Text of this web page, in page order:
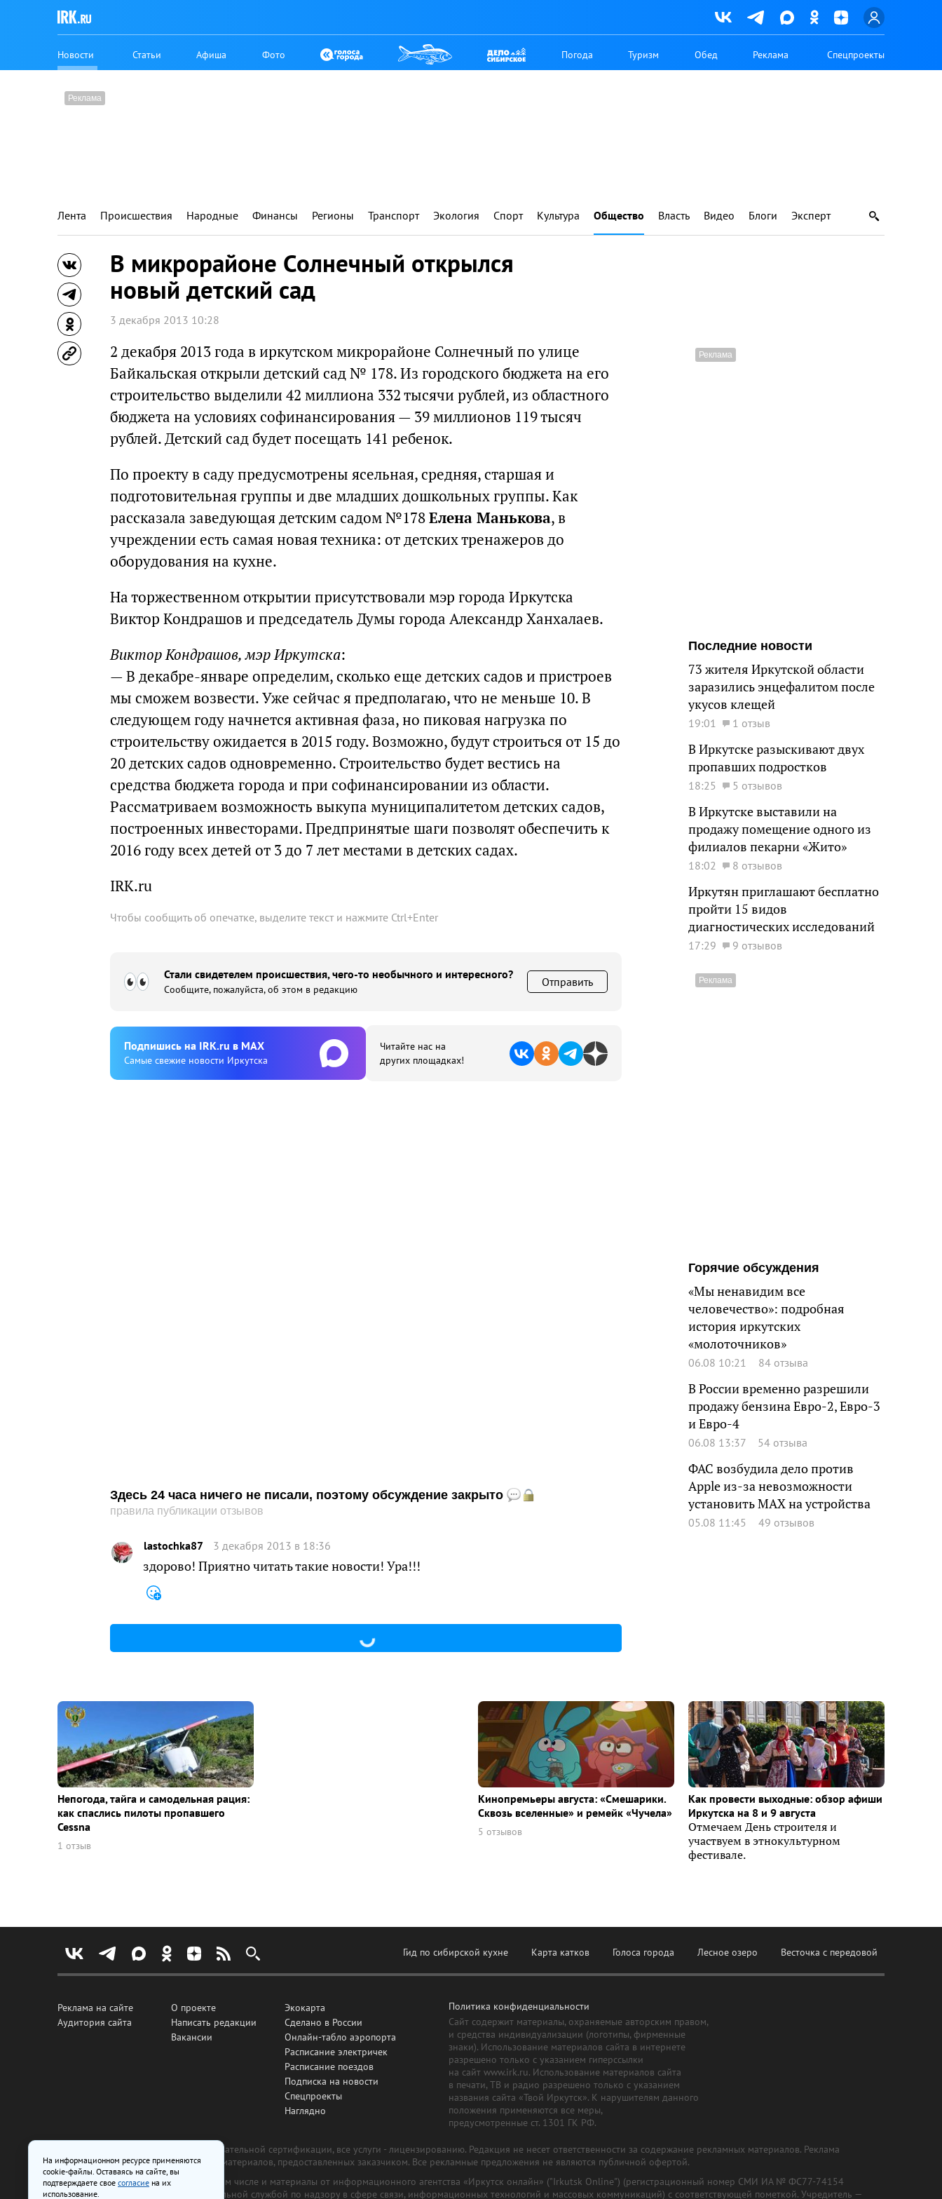
Новости Статьи Афиша Фото Погода Туризм Обед Реклама Спецпроекты
Лента Происшествия Народные Финансы Регионы Транспорт Экология Спорт Культура Общество Власть Видео Блоги Эксперт
В микрорайоне Солнечный открылся
новый детский сад
3 декабря 2013 10:28
2 декабря 2013 года в иркутском микрорайоне Солнечный по улице
Байкальская открыли детский сад № 178. Из городского бюджета на его
строительство выделили 42 миллиона 332 тысячи рублей, из областного
бюджета на условиях софинансирования — 39 миллионов 119 тысяч
рублей. Детский сад будет посещать 141 ребенок.
По проекту в саду предусмотрены ясельная, средняя, старшая и
подготовительная группы и две младших дошкольных группы. Как
рассказала заведующая детским садом №178Елена Манькова, в
учреждении есть самая новая техника: от детских тренажеров до
оборудования на кухне.
На торжественном открытии присутствовали мэр города Иркутска
Виктор Кондрашов и председатель Думы города Александр Ханхалаев.
Виктор Кондрашов, мэр Иркутска:
— В декабре-январе определим, сколько еще детских садов и пристроев
мы сможем возвести. Уже сейчас я предполагаю, что не меньше 10. В
следующем году начнется активная фаза, но пиковая нагрузка по
строительству ожидается в 2015 году. Возможно, будут строиться от 15 до
20 детских садов одновременно. Строительство будет вестись на
средства бюджета города и при софинансировании из области.
Рассматриваем возможность выкупа муниципалитетом детских садов,
построенных инвесторами. Предпринятые шаги позволят обеспечить к
2016 году всех детей от 3 до 7 лет местами в детских садах.
IRK.ru
Чтобы сообщить об опечатке, выделите текст и нажмите Ctrl+Enter
Стали свидетелем происшествия, чего-то необычного и интересного?
Сообщите, пожалуйста, об этом в редакцию
Отправить
Подпишиcь на IRK.ru в MAX
Cамые свежие новости Иркутска
Читайте нас на
других площадках!
Здесь 24 часа ничего не писали, поэтому обсуждение закрыто
правила публикации отзывов
lastochka87 3 декабря 2013 в 18:36
здорово! Приятно читать такие новости! Ура!!!
Последние новости
73 жителя Иркутской области
заразились энцефалитом после
укусов клещей
19:01 1 отзыв
В Иркутске разыскивают двух
пропавших подростков
18:25 5 отзывов
В Иркутске выставили на
продажу помещение одного из
филиалов пекарни «Жито»
18:02 8 отзывов
Иркутян приглашают бесплатно
пройти 15 видов
диагностических исследований
17:29 9 отзывов
Горячие обсуждения
«Мы ненавидим все
человечество»: подробная
история иркутских
«молоточников»
06.08 10:21 84 отзыва
В России временно разрешили
продажу бензина Евро-2, Евро-3
и Евро-4
06.08 13:37 54 отзыва
ФАС возбудила дело против
Apple из-за невозможности
установить MAX на устройства
05.08 11:45 49 отзывов
Непогода, тайга и самодельная рация:
как спаслись пилоты пропавшего
Cessna
1 отзыв
Кинопремьеры августа: «Смешарики.
Сквозь вселенные» и ремейк «Чучела»
5 отзывов
Как провести выходные: обзор афиши
Иркутска на 8 и 9 августа
Отмечаем День строителя и
участвуем в этнокультурном
фестивале.
Гид по сибирской кухне Карта катков Голоса города Лесное озеро Весточка с передовой
Реклама на сайте
Аудитория сайта
О проекте
Написать редакции
Вакансии
Экокарта
Сделано в России
Онлайн-табло аэропорта
Расписание электричек
Расписание поездов
Подписка на новости
Спецпроекты
Наглядно
Политика конфиденциальности
Сайт содержит материалы, охраняемые авторским правом,
и средства индивидуализации (логотипы, фирменные
знаки). Использование материалов сайта в интернете
разрешено только с указанием гиперссылки
на сайт www.irk.ru. Использование материалов сайта
в печати, ТВ и радио разрешено только с указанием
названия сайта «Твой Иркутск». К нарушителям данного
положения применяются все меры,
предусмотренные ст. 1301 ГК РФ.
Все рекламные товары подлежат обязательной сертификации, все услуги - лицензированию. Редакция не несет ответственности за содержание рекламных материалов. Реклама
изготовлена и размещена на основе материалов, предоставленных заказчиком. Все рекламные предложения не являются публичной офертой.
На сайте www.irk.ru размещаются в том числе и материалы от информационного агентства «Иркутск онлайн» ("Irkutsk Online") (регистрационный номер СМИ ИА № ФС77-74154
от 29 октября 2018 г., выдан Федеральной службой по надзору в сфере связи, информационных технологий и массовых коммуникаций) с соответствующей пометкой. Учредитель —
На информационном ресурсе применяются
cookie-файлы. Оставаясь на сайте, вы
подтверждаете свое согласие на их
использование.